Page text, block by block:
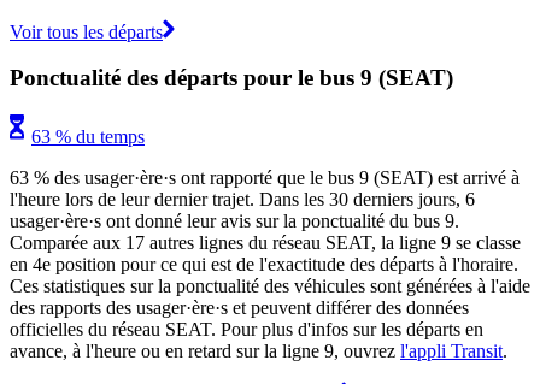
Voir tous les départs
Ponctualité des départs pour le bus 9 (SEAT)
63 % du temps
63 % des usager·ère·s ont rapporté que le bus 9 (SEAT) est arrivé à
l'heure lors de leur dernier trajet. Dans les 30 derniers jours, 6
usager·ère·s ont donné leur avis sur la ponctualité du bus 9.
Comparée aux 17 autres lignes du réseau SEAT, la ligne 9 se classe
en 4e position pour ce qui est de l'exactitude des départs à l'horaire.
Ces statistiques sur la ponctualité des véhicules sont générées à l'aide
des rapports des usager·ère·s et peuvent différer des données
officielles du réseau SEAT. Pour plus d'infos sur les départs en
avance, à l'heure ou en retard sur la ligne 9, ouvrez l'appli Transit.